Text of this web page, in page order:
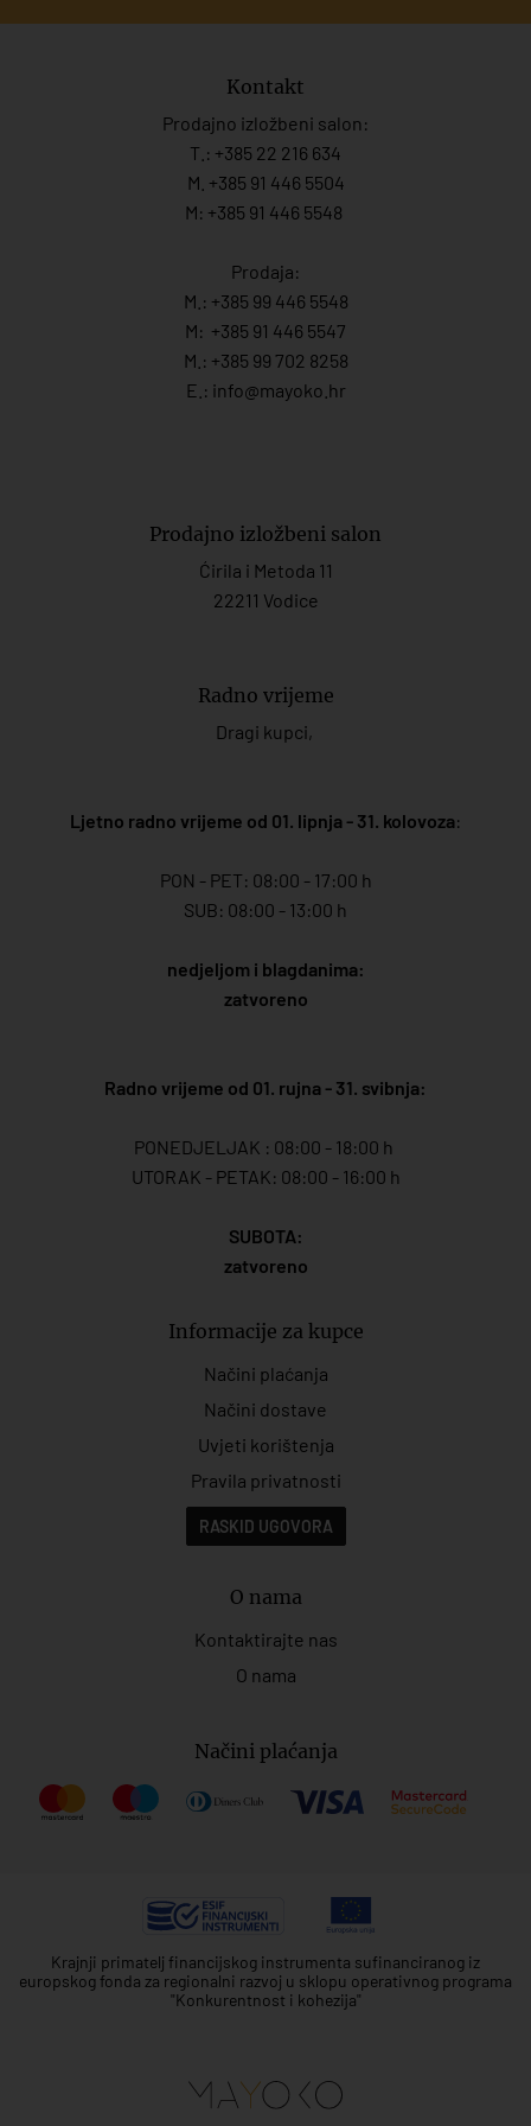
Kontakt
Prodajno izložbeni salon:
T.: +385 22 216 634
M. +385 91 446 5504
M: +385 91 446 5548
Prodaja:
M.: +385 99 446 5548
M: +385 91 446 5547
M.: +385 99 702 8258
E.: info@mayoko. hr
Prodajno izložbeni salon
Ćirila i Metoda 11
22211 Vodice
Radno vrijeme
Dragi kupci,
Ljetno radno vrijeme od 01. lipnja - 31. kolovoza:
PON - PET: 08:00 - 17:00 h
SUB: 08:00 - 13:00 h
nedjeljom i blagdanima:
zatvoreno
Radno vrijeme od 01. rujna - 31. svibnja:
PONEDJELJAK : 08:00 - 18:00 h
UTORAK - PETAK: 08:00 - 16:00 h
SUBOTA:
zatvoreno
Informacije za kupce
Načini plaćanja
Načini dostave
Uvjeti korištenja
Pravila privatnosti
RASKID UGOVORA
O nama
Kontaktirajte nas
O nama
Načini plaćanja
Krajnji primatelj financijskog instrumenta sufinanciranog iz
europskog fonda za regionalni razvoj u sklopu operativnog programa
"Konkurentnost i kohezija"